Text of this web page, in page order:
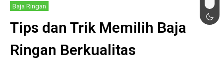
Baja Ringan
Tips dan Trik Memilih Baja
Ringan Berkualitas